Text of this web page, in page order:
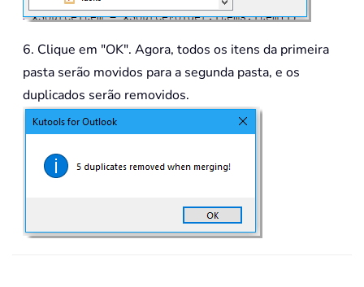
6. Clique em "OK". Agora, todos os itens da primeira
pasta serão movidos para a segunda pasta, e os
duplicados serão removidos.